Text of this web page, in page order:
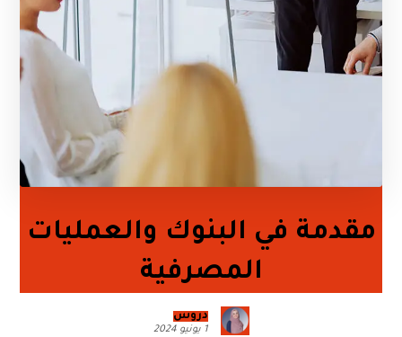
مقدمة في البنوك والعمليات
المصرفية
دروس
1 يونيو 2024